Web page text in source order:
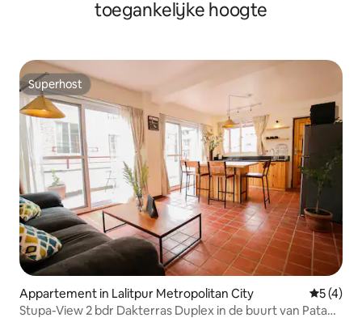
toegankelijke hoogte
Superhost
Superhost
Appartement in Lalitpur Metropolitan City
5 (4)
Stupa-View 2 bdr Dakterras Duplex in de buurt van Patan